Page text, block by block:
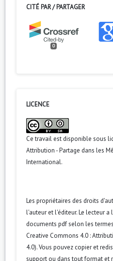
CITÉ PAR / PARTAGER
0
LICENCE
Ce travail est disponible sous
Attribution - Partage dans les
International.
Les propriétaires des droits
l'auteur et l'éditeur. Le lecteur
documents pdf selon les
Creative Commons 4.0 :
4.0). Vous pouvez copier et
support ou dans tout format et